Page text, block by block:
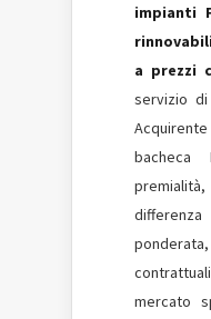
impianti
a prezzi
servizio
bacheca
mercato